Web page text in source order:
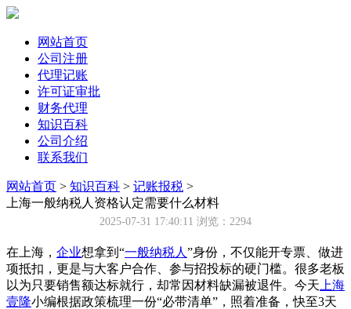
网站首页
公司注册
代理记账
许可证审批
财务代理
知识百科
公司介绍
联系我们
网站首页 > 知识百科 > 记账报税 >
上海一般纳税人资格认定需要什么材料
2025-07-31 17:40:11 浏览：2294
在上海， 企业想拿到“一般纳税人 ”身份，不仅能开专票、做进
项抵扣，更是与大客户合作、参与招投标的硬门槛。很多老板
以为只要销售额达标就行，却常因材料缺漏被退件。今天 上海
壹隆小编根据政策梳理一份“必带清单”，照着准备，快至3天